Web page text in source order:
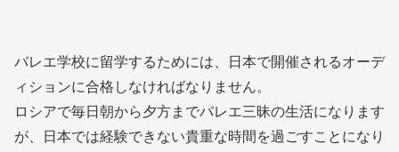
バレエ学校に留学するためには、日本で開催されるオーデ
ィションに合格しなければなりません。
ロシアで毎日朝から夕方までバレエ三昧の生活になります
が、日本では経験できない貴重な時間を過ごすことになり